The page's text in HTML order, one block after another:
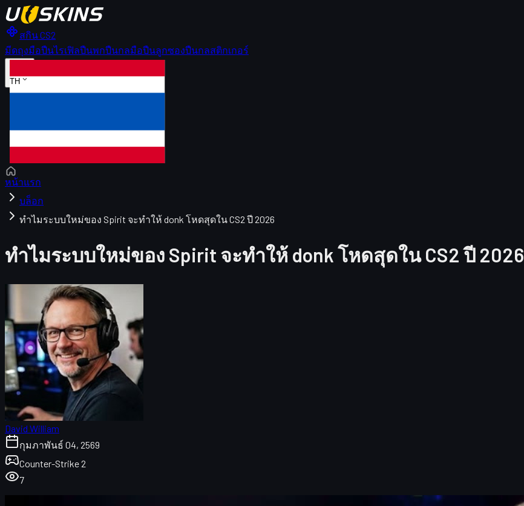
สกิน CS2
มีดถุงมือปืนไรเฟิลปืนพกปืนกลมือปืนลูกซองปืนกลสติกเกอร์
TH
หน้าแรก
บล็อก
ทำไมระบบใหม่ของ Spirit จะทำให้ donk โหดสุดใน CS2 ปี 2026
ทำไมระบบใหม่ของ Spirit จะทำให้ donk โหดสุดใน CS2 ปี 2026
David William
กุมภาพันธ์ 04, 2569
Counter-Strike 2
7